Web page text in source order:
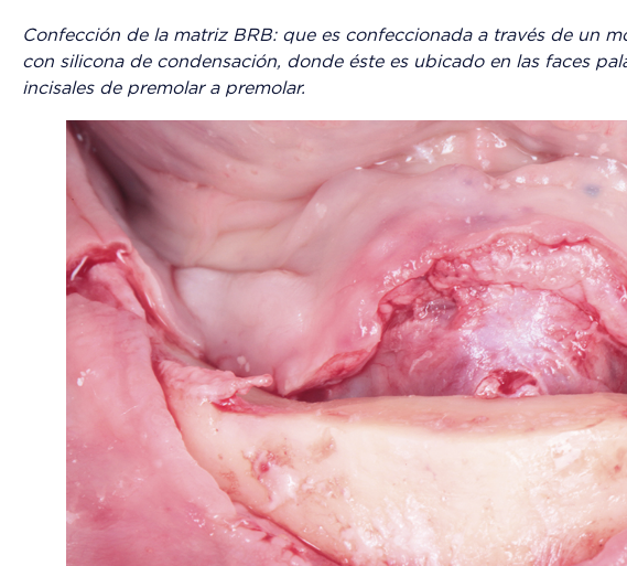
Confección de la matriz BRB: que es confeccionada a través de un
con silicona de condensación, donde éste es ubicado en las faces
incisales de premolar a premolar.